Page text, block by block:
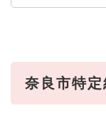
奈良市特